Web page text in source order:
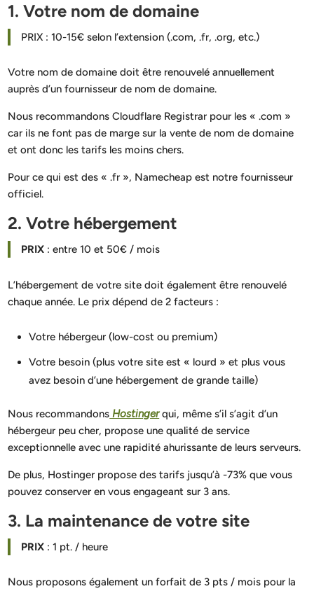
1. Votre nom de domaine
PRIX : 10-15€ selon l’extension (.com, .fr, .org, etc.)
Votre nom de domaine doit être renouvelé annuellement
auprès d’un fournisseur de nom de domaine.
Nous recommandons Cloudflare Registrar pour les « .com »
car ils ne font pas de marge sur la vente de nom de domaine
et ont donc les tarifs les moins chers.
Pour ce qui est des « .fr », Namecheap est notre fournisseur
officiel.
2. Votre hébergement
PRIX: entre 10 et 50€ / mois
L’hébergement de votre site doit également être renouvelé
chaque année. Le prix dépend de 2 facteurs :
Votre hébergeur (low-cost ou premium)
Votre besoin (plus votre site est « lourd » et plus vous
avez besoin d’une hébergement de grande taille)
Nous recommandons Hostingerqui, même s’il s’agit d’un
hébergeur peu cher, propose une qualité de service
exceptionnelle avec une rapidité ahurissante de leurs serveurs.
De plus, Hostinger propose des tarifs jusqu’à -73% que vous
pouvez conserver en vous engageant sur 3 ans.
3. La maintenance de votre site
PRIX: 1 pt. / heure
Nous proposons également un forfait de 3 pts / mois pour la